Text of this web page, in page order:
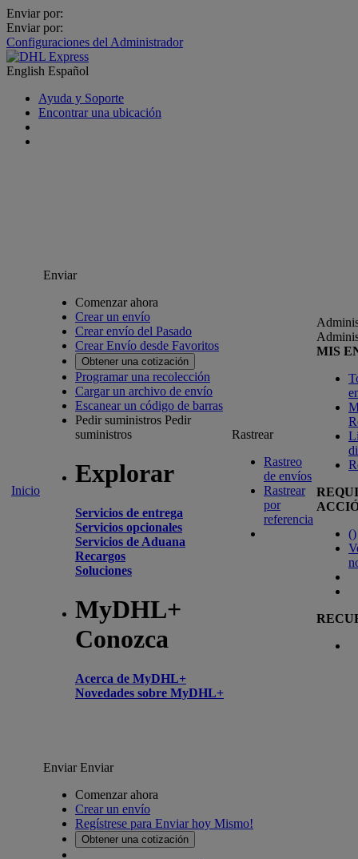
Enviar por:
Enviar por:
Configuraciones del Administrador
English Español
Ayuda y Soporte
Encontrar una ubicación
Inicio
Enviar
Comenzar ahora
Crear un envío
Crear envío del Pasado
Crear Envío desde Favoritos
Obtener una cotización
Programar una recolección
Cargar un archivo de envío
Escanear un código de barras
Pedir suministros Pedir
suministros
Explorar
Servicios de entrega
Servicios opcionales
Servicios de Aduana
Recargos
Soluciones
MyDHL+
Conozca
Acerca de MyDHL+
Novedades sobre MyDHL+
Rastrear
Rastreo
de envíos
Rastrear
por
referencia
MIS
()
EnviarEnviar
Comenzar ahora
Crear un envío
Regístrese para Enviar hoy Mismo!
Obtener una cotización